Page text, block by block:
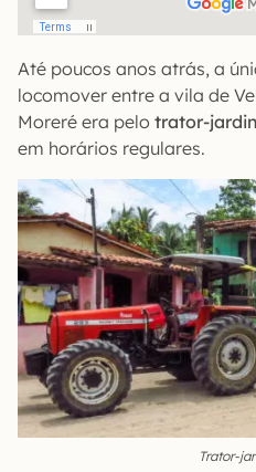
Até poucos anos atrás, a
locomover entre a vila de
Moreré era pelo trator-
em horários regulares.
Trator-